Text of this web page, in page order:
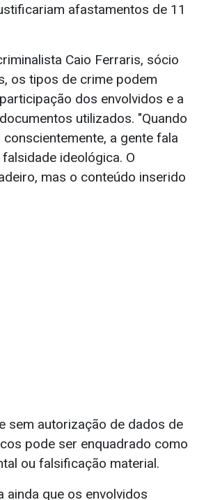
afastamentos de 11
Caio Ferraris, sócio
os tipos de crime podem
dos envolvidos e a
utilizados. "Quando
a gente fala
ideológica. O
mas o conteúdo inserido
sem autorização de dados de
pode ser enquadrado como
ou falsificação material.
ainda que os envolvidos